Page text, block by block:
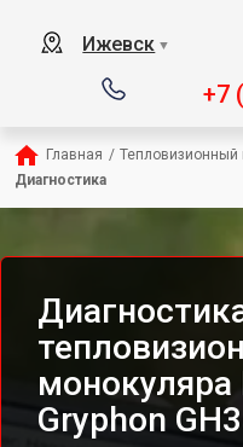
Ижевск ▼
+7
Главная / Тепловизионный
Диагностика
Gryphon